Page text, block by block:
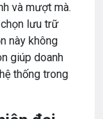
và mượt mà.
lưu trữ
này không
giúp doanh
thống trong